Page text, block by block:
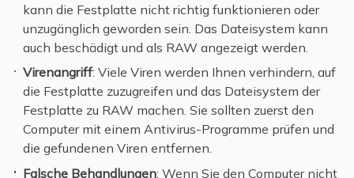
kann die Festplatte nicht richtig funktionieren oder
unzugänglich geworden sein. Das Dateisystem kann
auch beschädigt und als RAW angezeigt werden.
Virenangriff: Viele Viren werden Ihnen verhindern, auf
die Festplatte zuzugreifen und das Dateisystem der
Festplatte zu RAW machen. Sie sollten zuerst den
Computer mit einem Antivirus-Programme prüfen und
die gefundenen Viren entfernen.
Falsche Behandlungen: Wenn Sie den Computer nicht